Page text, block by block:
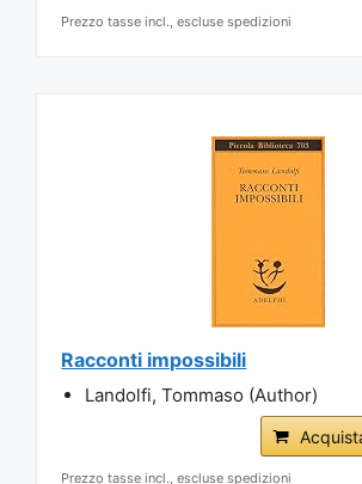
Prezzo tasse incl., escluse spedizioni
Racconti impossibili
Landolfi, Tommaso (Author)
Prezzo tasse incl., escluse spedizioni